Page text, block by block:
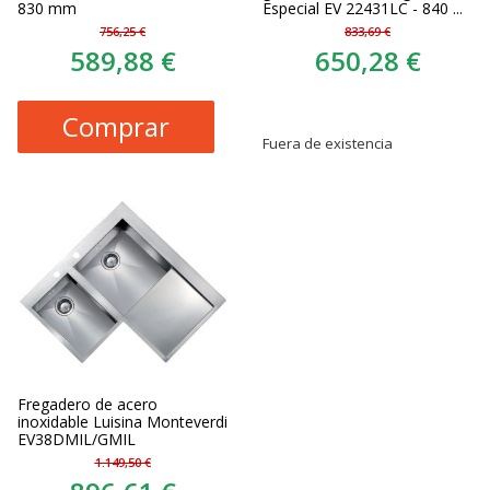
830 mm
756,25 €
589,88 €
Comprar
Especial EV 22431LC - 840 ...
833,69 €
650,28 €
Fuera de existencia
Fregadero de acero
inoxidable Luisina Monteverdi
EV38DMIL/GMIL
1.149,50 €